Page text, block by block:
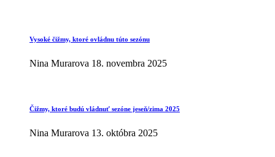
Vysoké čižmy, ktoré ovládnu túto sezónu
Nina Murarova 18. novembra 2025
Čižmy, ktoré budú vládnuť sezóne jeseň/zima 2025
Nina Murarova 13. októbra 2025